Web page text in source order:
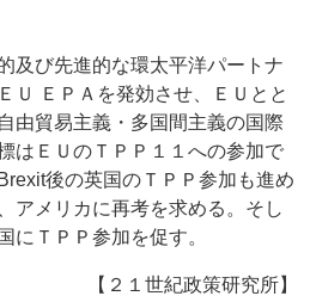
及び先進的な環太平洋パートナ
Ｕ ＥＰＡを発効させ、ＥＵとと
由貿易主義・多国間主義の国際
はＥＵのＴＰＰ１１への参加で
後の英国のＴＰＰ参加も進め
アメリカに再考を求める。そし
にＴＰＰ参加を促す。
【２１世紀政策研究所】